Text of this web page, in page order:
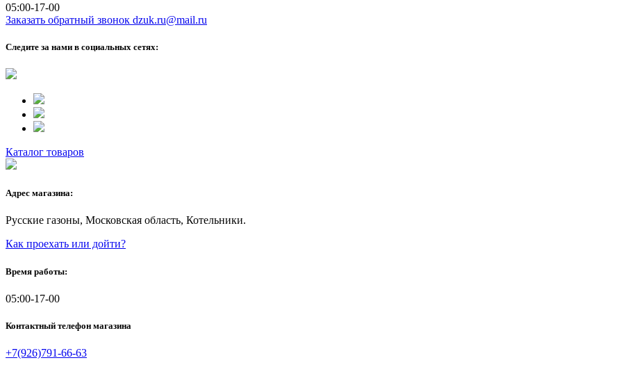
05:00-17-00
Заказать обратный звонок dzuk.ru@mail.ru
Следите за нами в социальных сетях:
Каталог товаров
Адрес магазина:
Русские газоны, Московская область, Котельники.
Как проехать или дойти?
Время работы:
05:00-17-00
Контактный телефон магазина
+7(926)791-66-63